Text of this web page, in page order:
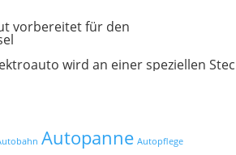
vorbereitet für den
Autopanne Autopflege